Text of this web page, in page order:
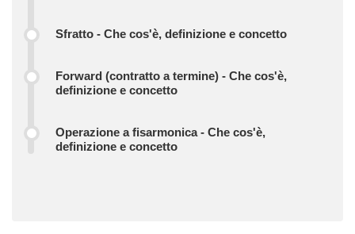
Sfratto - Che cos'è, definizione e concetto
Forward (contratto a termine) - Che cos'è,
definizione e concetto
Operazione a fisarmonica - Che cos'è,
definizione e concetto